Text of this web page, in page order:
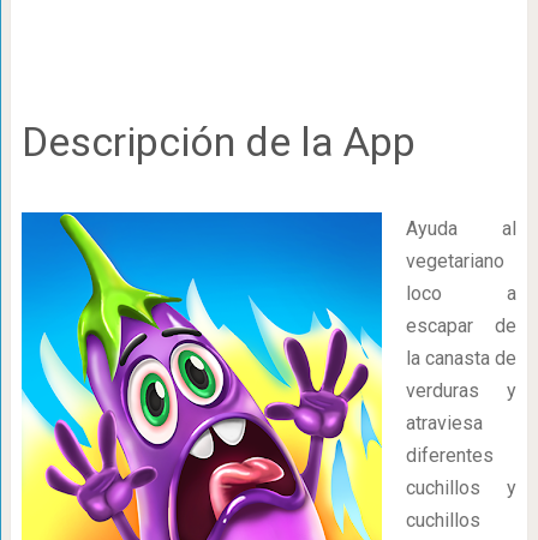
Descripción de la App
Ayuda al
vegetariano
loco a
escapar de
la canasta de
verduras y
atraviesa
diferentes
cuchillos y
cuchillos